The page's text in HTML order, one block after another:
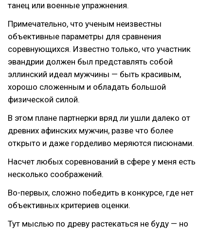
танец или военные упражнения.
Примечательно, что ученым неизвестны
объективные параметры для сравнения
соревнующихся. Известно только, что участник
эвандрии должен был представлять собой
эллинский идеал мужчины — быть красивым,
хорошо сложенным и обладать большой
физической силой.
В этом плане партнерки вряд ли ушли далеко от
древних афинских мужчин, разве что более
открыто и даже горделиво меряются писюнами.
Насчет любых соревнований в сфере у меня есть
несколько соображений.
Во-первых, сложно победить в конкурсе, где нет
объективных критериев оценки.
Тут мыслью по древу растекаться не буду — но